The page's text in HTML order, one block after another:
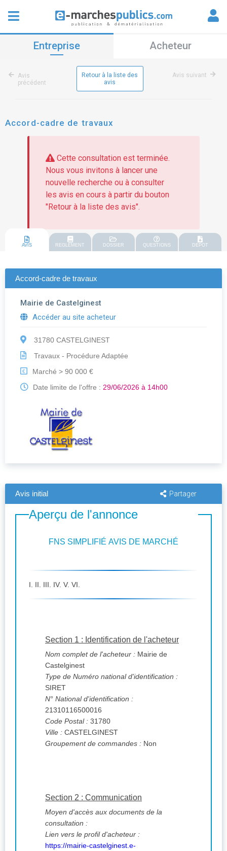
Entreprise Acheteur
Avis
précédent
Retour à la liste des
avis
Avis suivant
Accord-cadre de travaux
Cette consultation est terminée.
Nous vous invitons à lancer une
nouvelle recherche ou à consulter
les avis en cours à partir du bouton
"Retour à la liste des avis".
AVIS REGLEMENT DOSSIER QUESTIONS DEPOT
Accord-cadre de travaux
Mairie de Castelginest
Accéder au site acheteur
31780 CASTELGINEST
Travaux - Procédure Adaptée
€
Marché > 90 000 €
Date limite de l'offre : 29/06/2026 à 14h00
Avis initial Partager
Aperçu de l'annonce
FNS SIMPLIFIÉ AVIS DE MARCHÉ
I. II. III. IV. V. VI.
Section 1 : Identification de l'acheteur
Nom complet de l'acheteur : Mairie de
Castelginest
Type de Numéro national d'identification :
SIRET
N° National d'identification :
21310116500016
Code Postal : 31780
Ville : CASTELGINEST
Groupement de commandes : Non
Section 2 : Communication
Moyen d'accès aux documents de la
consultation :
Lien vers le profil d'acheteur :
https://mairie-castelginest.e-